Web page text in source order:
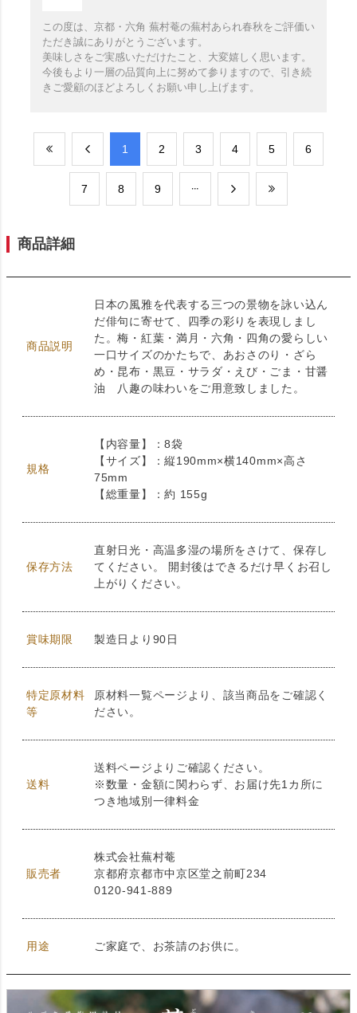
この度は、京都・六角 蕪村菴の蕪村あられ春秋をご評価い
ただき誠にありがとうございます。
美味しさをご実感いただけたこと、大変嬉しく思います。
今後もより一層の品質向上に努めて参りますので、引き続
きご愛顧のほどよろしくお願い申し上げます。
​1 ​2 ​3 ​4 ​5 ​6
​7 ​8 ​9
商品詳細
商品説明
日本の風雅を代表する三つの景物を詠い込ん
だ俳句に寄せて、四季の彩りを表現しまし
た。梅・紅葉・満月・六角・四角の愛らしい
一口サイズのかたちで、あおさのり・ざら
め・昆布・黒豆・サラダ・えび・ごま・甘醤
油 八趣の味わいをご用意致しました。
規格
【内容量】：8袋
【サイズ】：縦190mm×横140mm×高さ
75mm
【総重量】：約 155g
保存方法
直射日光・高温多湿の場所をさけて、保存し
てください。 開封後はできるだけ早くお召し
上がりください。
賞味期限 製造日より90日
特定原材料
等
原材料一覧ページより、該当商品をご確認く
ださい。
送料
送料ページよりご確認ください。
※数量・金額に関わらず、お届け先1カ所に
つき地域別一律料金
販売者
株式会社蕪村菴
京都府京都市中京区堂之前町234
0120-941-889
用途 ご家庭で、お茶請のお供に。